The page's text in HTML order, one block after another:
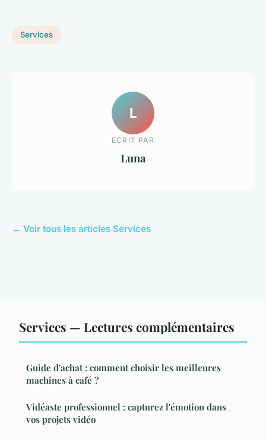
Services
L
ECRIT PAR
Luna
← Voir tous les articles Services
Services — Lectures complémentaires
Guide d'achat : comment choisir les meilleures
machines à café ?
Vidéaste professionnel : capturez l'émotion dans
vos projets vidéo